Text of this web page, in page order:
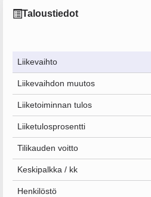
Taloustiedot
Liikevaihto
Liikevaihdon muutos
Liiketoiminnan tulos
Liiketulosprosentti
Tilikauden voitto
Keskipalkka / kk
Henkilöstö